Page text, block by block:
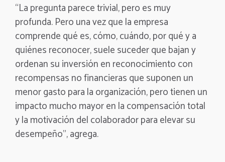
“La pregunta parece trivial, pero es muy
profunda. Pero una vez que la empresa
comprende qué es, cómo, cuándo, por qué y a
quiénes reconocer, suele suceder que bajan y
ordenan su inversión en reconocimiento con
recompensas no financieras que suponen un
menor gasto para la organización, pero tienen un
impacto mucho mayor en la compensación total
y la motivación del colaborador para elevar su
desempeño”, agrega.